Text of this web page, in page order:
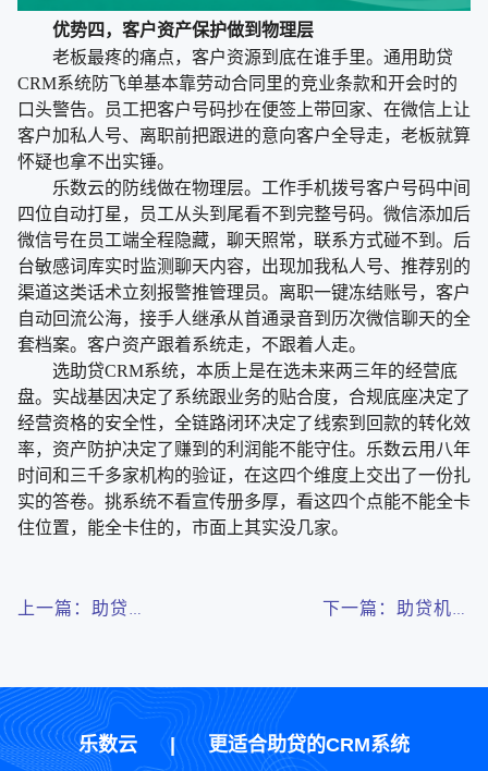
优势四，客户资产保护做到物理层
老板最疼的痛点，客户资源到底在谁手里。通用助贷
CRM系统防飞单基本靠劳动合同里的竞业条款和开会时的
口头警告。员工把客户号码抄在便签上带回家、在微信上让
客户加私人号、离职前把跟进的意向客户全导走，老板就算
怀疑也拿不出实锤。
乐数云的防线做在物理层。工作手机拨号客户号码中间
四位自动打星，员工从头到尾看不到完整号码。微信添加后
微信号在员工端全程隐藏，聊天照常，联系方式碰不到。后
台敏感词库实时监测聊天内容，出现加我私人号、推荐别的
渠道这类话术立刻报警推管理员。离职一键冻结账号，客户
自动回流公海，接手人继承从首通录音到历次微信聊天的全
套档案。客户资产跟着系统走，不跟着人走。
选助贷CRM系统，本质上是在选未来两三年的经营底
盘。实战基因决定了系统跟业务的贴合度，合规底座决定了
经营资格的安全性，全链路闭环决定了线索到回款的转化效
率，资产防护决定了赚到的利润能不能守住。乐数云用八年
时间和三千多家机构的验证，在这四个维度上交出了一份扎
实的答卷。挑系统不看宣传册多厚，看这四个点能不能全卡
住位置，能全卡住的，市面上其实没几家。
上一篇：助贷
老板都挑乐数云？
下一篇：助贷机构
统更胜一筹
乐数云 | 更适合助贷的CRM系统